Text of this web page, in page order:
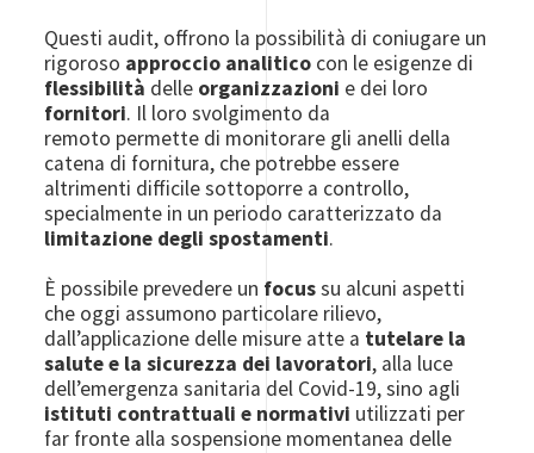
Questi audit, offrono la possibilità di coniugare un
rigoroso approccio analitico con le esigenze di
flessibilità delle organizzazioni e dei loro
fornitori. Il loro svolgimento da
remoto permette di monitorare gli anelli della
catena di fornitura, che potrebbe essere
altrimenti difficile sottoporre a controllo,
specialmente in un periodo caratterizzato da
limitazione degli spostamenti.
È possibile prevedere un focussu alcuni aspetti
che oggi assumono particolare rilievo,
dall’applicazione delle misure atte a tutelare la
salutee lasicurezza dei lavoratori, alla luce
dell’emergenza sanitaria del Covid-19, sino agli
istituti contrattuali e normativi utilizzati per
far fronte alla sospensione momentanea delle